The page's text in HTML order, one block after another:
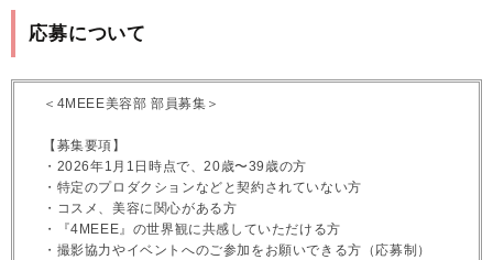
応募について
＜4MEEE美容部 部員募集＞
【募集要項】
・2026年1月1日時点で、20歳〜39歳の方
・特定のプロダクションなどと契約されていない方
・コスメ、美容に関心がある方
・『4MEEE』の世界観に共感していただける方
・撮影協力やイベントへのご参加をお願いできる方（応募制）